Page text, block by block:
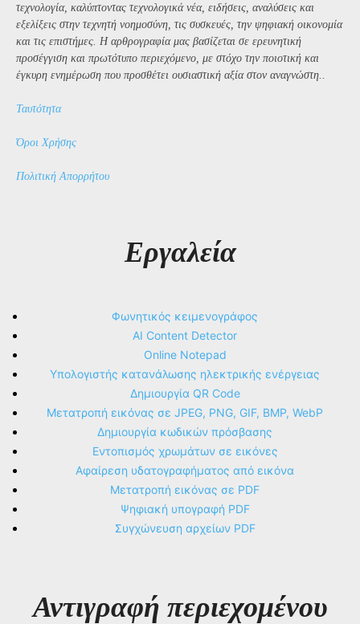
τεχνολογία, καλύπτοντας τεχνολογικά νέα, ειδήσεις, αναλύσεις και
εξελίξεις στην τεχνητή νοημοσύνη, τις συσκευές, την ψηφιακή οικονομία
και τις επιστήμες. Η αρθρογραφία μας βασίζεται σε ερευνητική
προσέγγιση και πρωτότυπο περιεχόμενο, με στόχο την ποιοτική και
έγκυρη ενημέρωση που προσθέτει ουσιαστική αξία στον αναγνώστη..
Ταυτότητα
Όροι Χρήσης
Πολιτική Απορρήτου
Εργαλεία
Φωνητικός κειμενογράφος
AI Content Detector
Online Notepad
Υπολογιστής κατανάλωσης ηλεκτρικής ενέργειας
Δημιουργία QR Code
Μετατροπή εικόνας σε JPEG, PNG, GIF, BMP, WebP
Δημιουργία κωδικών πρόσβασης
Εντοπισμός χρωμάτων σε εικόνες
Αφαίρεση υδατογραφήματος από εικόνα
Μετατροπή εικόνας σε PDF
Ψηφιακή υπογραφή PDF
Συγχώνευση αρχείων PDF
Αντιγραφή περιεχομένου